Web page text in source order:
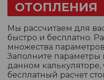
ОТОПЛЕНИЯ
Мы рассчитаем для
быстро и бесплатно.
множества
Заполните
данном калькуляторе,
бесплатный расчет